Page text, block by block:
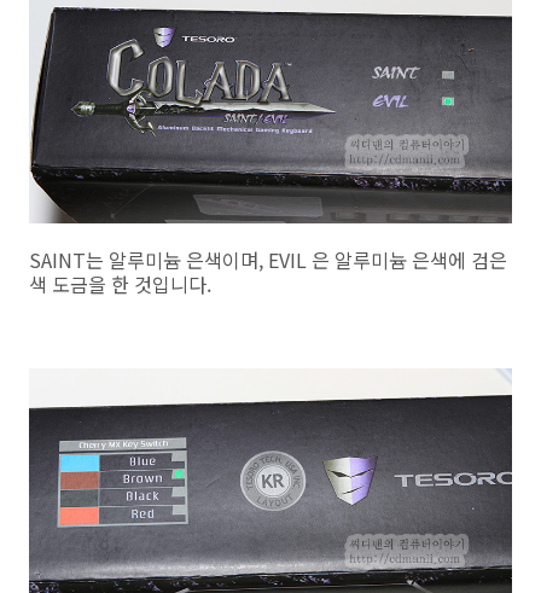
SAINT는 알루미늄 은색이며, EVIL 은 알루미늄 은색에 검은
색 도금을 한 것입니다.